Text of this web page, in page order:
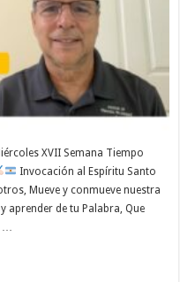
XVII Semana Tiempo
Invocación al Espíritu Santo
Mueve y conmueve nuestra
aprender de tu Palabra, Que